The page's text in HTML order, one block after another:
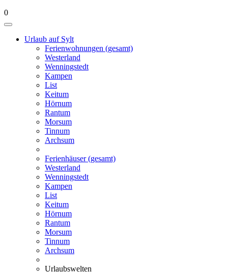
0
Urlaub auf Sylt
Ferienwohnungen (gesamt)
Westerland
Wenningstedt
Kampen
List
Keitum
Hörnum
Rantum
Morsum
Tinnum
Archsum
Ferienhäuser (gesamt)
Westerland
Wenningstedt
Kampen
List
Keitum
Hörnum
Rantum
Morsum
Tinnum
Archsum
Urlaubswelten